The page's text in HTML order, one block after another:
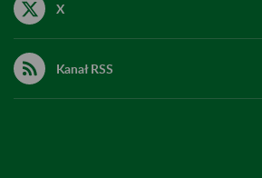
X
Kanał RSS